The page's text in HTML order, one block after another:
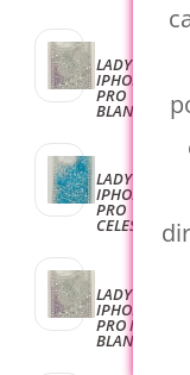
LADY CASE
IPHONE 16
PRO
BLANCO
LADY CASE
IPHONE 16
PRO
CELESTE
LADY CASE
IPHONE 16
PRO MAX
BLANCO